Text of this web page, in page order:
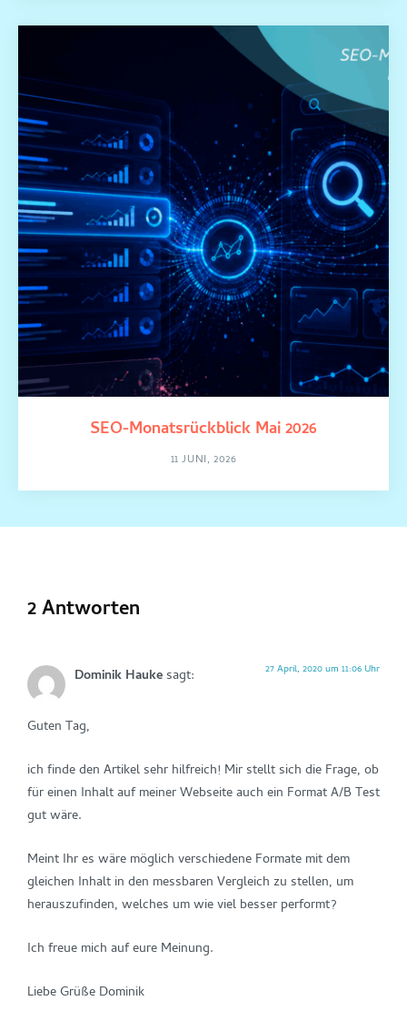
SEO-Monatsrückblick Mai 2026
11 JUNI, 2026
2 Antworten
Dominik Haukesagt: 27 April, 2020 um 11:06 Uhr
Guten Tag,
ich finde den Artikel sehr hilfreich! Mir stellt sich die Frage, ob
für einen Inhalt auf meiner Webseite auch ein Format A/B Test
gut wäre.
Meint Ihr es wäre möglich verschiedene Formate mit dem
gleichen Inhalt in den messbaren Vergleich zu stellen, um
herauszufinden, welches um wie viel besser performt?
Ich freue mich auf eure Meinung.
Liebe Grüße Dominik